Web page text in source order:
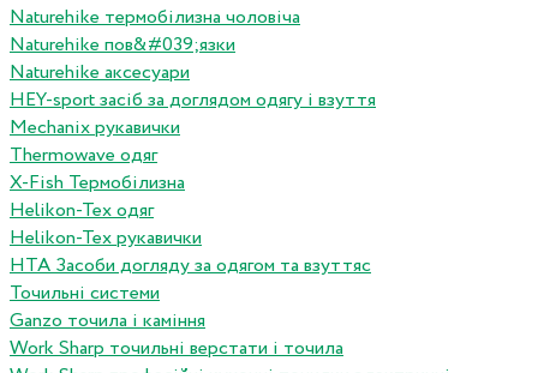
Naturehike термобілизна чоловіча
Naturehike пов&#039;язки
Naturehike аксесуари
HEY-sport засіб за доглядом одягу і взуття
Mechanix рукавички
Thermowave одяг
X-Fish Термобілизна
Helikon-Tex одяг
Helikon-Tex рукавички
HTA Засоби догляду за одягом та взуттяс
Точильні системи
Ganzo точила і каміння
Work Sharp точильні верстати і точила